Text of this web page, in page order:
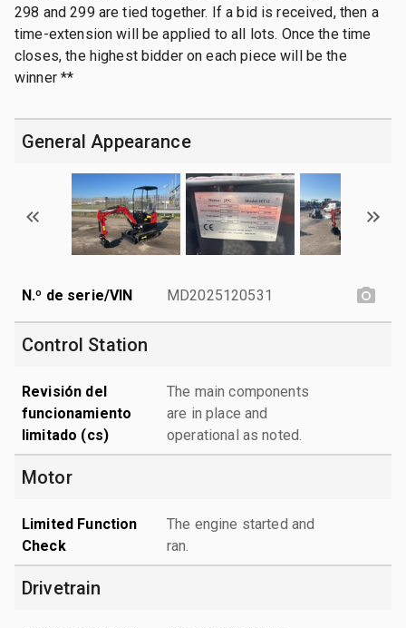
298 and 299 are tied together. If a bid is received, then a
time-extension will be applied to all lots. Once the time
closes, the highest bidder on each piece will be the
winner **
General Appearance
N.º de serie/VIN MD2025120531
Control Station
Revisión del
funcionamiento
limitado (cs)
The main components
are in place and
operational as noted.
Motor
Limited Function
Check
The engine started and
ran.
Drivetrain